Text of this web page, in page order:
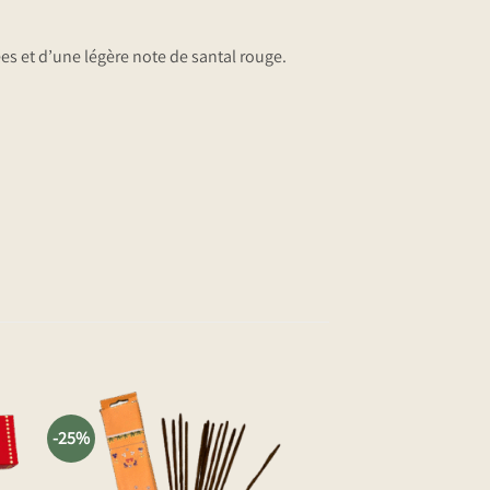
et d’une légère note de santal rouge.
-25%